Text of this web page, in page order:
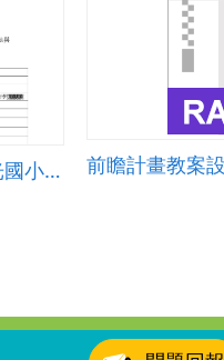
前瞻計畫教案設計-東光國小林鼎盛老師-防火滅火